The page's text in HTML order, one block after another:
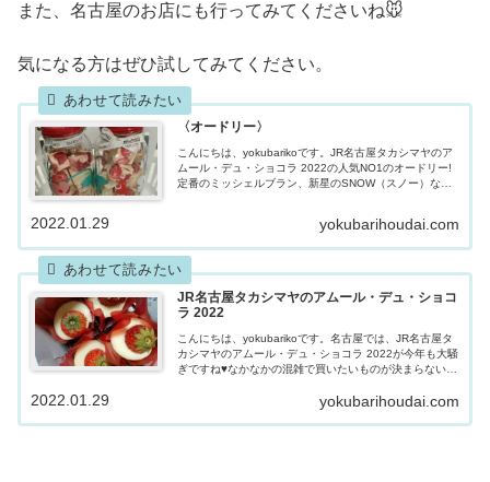
また、名古屋のお店にも行ってみてくださいね🐭
気になる方はぜひ試してみてください。
〈オードリー〉
こんにちは、yokubarikoです。JR名古屋タカシマヤのア
ムール・デュ・ショコラ 2022の人気NO1のオードリー!
定番のミッシェルブラン、新星のSNOW（スノー）な
yokubarihoudai.com
2022.01.29
JR名古屋タカシマヤのアムール・デュ・ショコ
ラ 2022
こんにちは、yokubarikoです。名古屋では、JR名古屋タ
カシマヤのアムール・デュ・ショコラ 2022が今年も大騒
ぎですね♥なかなかの混雑で買いたいものが決まらない!!
yokubarihoudai.com
2022.01.29